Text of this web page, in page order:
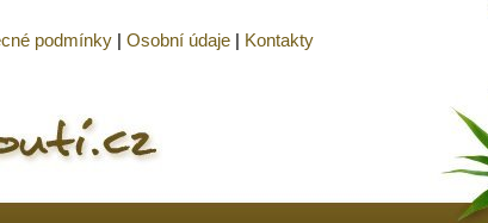
podmínky | Osobní údaje | Kontakty